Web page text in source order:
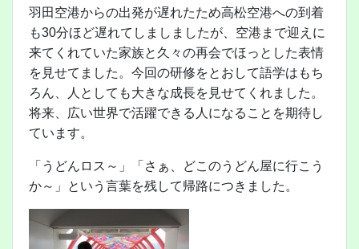
羽田空港からの出発が遅れたため高松空港への到着
も30分ほど遅れてしましましたが、空港まで迎えに
来てくれていた家族と久々の再会でほっとした表情
を見せてました。今回の研修をとおして語学はもち
ろん、人としても大きな成長を見せてくれました。
将来、広い世界で活躍できる人になることを期待し
ています。
「うどんロス～」「さぁ、どこのうどん屋に行こう
か～」という言葉を残して帰路につきました。